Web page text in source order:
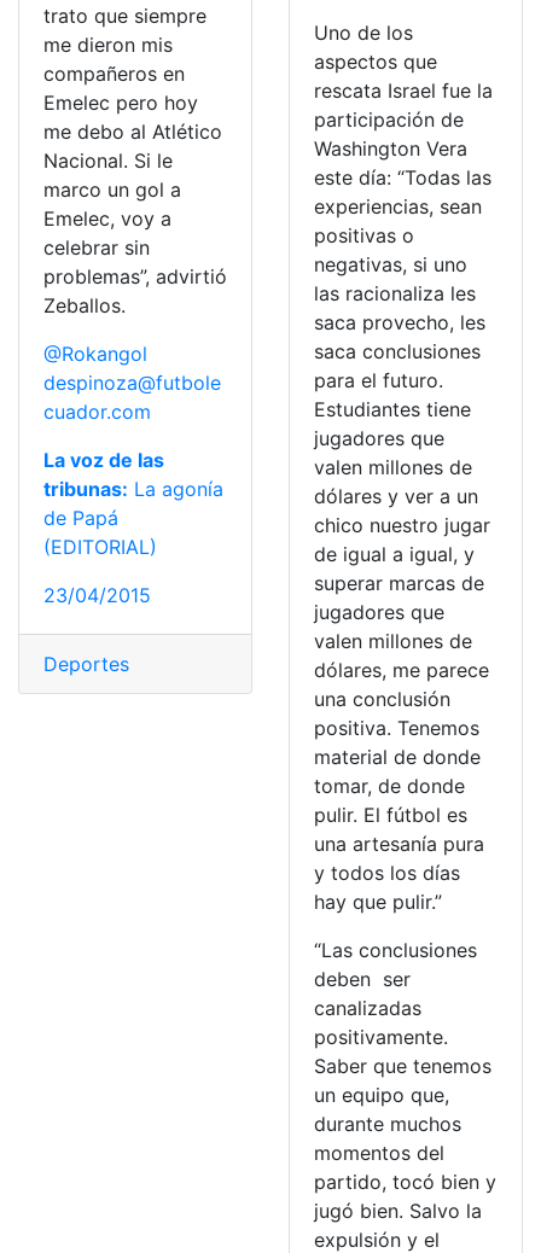
trato que siempre
me dieron mis
compañeros en
Emelec pero hoy
me debo al Atlético
Nacional. Si le
marco un gol a
Emelec, voy a
celebrar sin
problemas”, advirtió
Zeballos.
@Rokangol
despinoza@futbole
cuador.com
La voz de las
tribunas: La agonía
de Papá
(EDITORIAL)
23/04/2015
Deportes
Uno de los
aspectos que
rescata Israel fue la
participación de
Washington Vera
este día: “Todas las
experiencias, sean
positivas o
negativas, si uno
las racionaliza les
saca provecho, les
saca conclusiones
para el futuro.
Estudiantes tiene
jugadores que
valen millones de
dólares y ver a un
chico nuestro jugar
de igual a igual, y
superar marcas de
jugadores que
valen millones de
dólares, me parece
una conclusión
positiva. Tenemos
material de donde
tomar, de donde
pulir. El fútbol es
una artesanía pura
y todos los días
hay que pulir.”
“Las conclusiones
deben ser
canalizadas
positivamente.
Saber que tenemos
un equipo que,
durante muchos
momentos del
partido, tocó bien y
jugó bien. Salvo la
expulsión y el